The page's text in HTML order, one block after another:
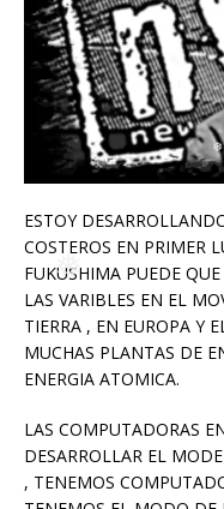
❅
❅
❅ ❅ ❅
ESTOY
COSTEROS EN PRIMER
FUKUSHIMA PUEDE
LAS VARIBLES EN EL
TIERRA , EN EUROPA Y
MUCHAS PLANTAS DE
ENERGIA ATOMICA.
LAS COMPUTADORAS
DESARROLLAR EL
, TENEMOS